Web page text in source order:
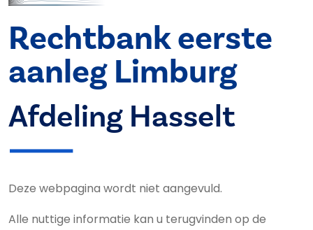
Rechtbank eerste
aanleg Limburg
Afdeling Hasselt
Deze webpagina wordt niet aangevuld.
Alle nuttige informatie kan u terugvinden op de